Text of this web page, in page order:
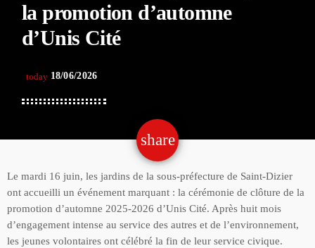
la promotion d’automne
d’Unis Cité
today 18/06/2026
share
email
Le mardi 16 juin, les jardins de la sous-préfecture de Saint-Dizier
ont accueilli un événement marquant : la cérémonie de clôture de la
promotion d’automne 2025-2026 d’Unis Cité. Après huit mois
d’engagement intense au service des autres et de l’environnement,
les jeunes volontaires ont célébré la fin de leur service civique.